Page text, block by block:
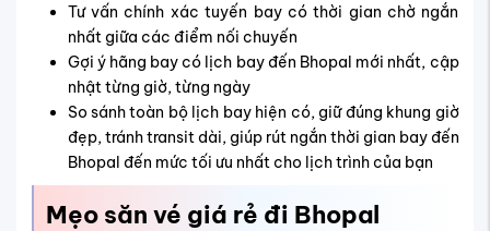
Tư vấn chính xác tuyến bay có thời gian chờ ngắn
nhất giữa các điểm nối chuyến
Gợi ý hãng bay có lịch bay đến Bhopal mới nhất, cập
nhật từng giờ, từng ngày
So sánh toàn bộ lịch bay hiện có, giữ đúng khung giờ
đẹp, tránh transit dài, giúp rút ngắn thời gian bay đến
Bhopal đến mức tối ưu nhất cho lịch trình của bạn
Mẹo săn vé giá rẻ đi Bhopal